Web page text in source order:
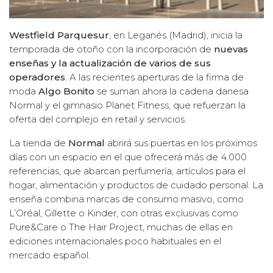
Westfield Parquesur , en Leganés (Madrid), inicia la
temporada de otoño con la incorporación de nuevas
enseñas y la actualización de varios de sus
operadores . A las recientes aperturas de la firma de
moda Algo Bonito se suman ahora la cadena danesa
Normal y el gimnasio Planet Fitness, que refuerzan la
oferta del complejo en retail y servicios.
La tienda de Normal abrirá sus puertas en los próximos
días con un espacio en el que ofrecerá más de 4.000
referencias, que abarcan perfumería, artículos para el
hogar, alimentación y productos de cuidado personal. La
enseña combina marcas de consumo masivo, como
L’Oréal, Gillette o Kinder, con otras exclusivas como
Pure&Care o The Hair Project, muchas de ellas en
ediciones internacionales poco habituales en el
mercado español.